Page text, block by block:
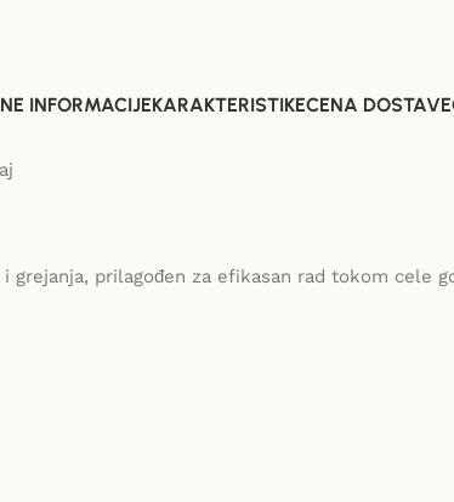
INFORMACIJEKARAKTERISTIKECENA DOSTAVE
prilagođen za efikasan rad tokom cele